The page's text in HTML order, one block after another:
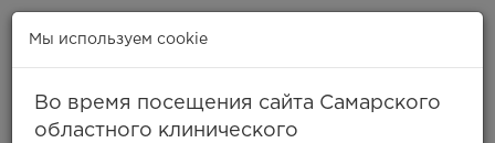
Мы используем cookie
Во время посещения сайта Самарского
областного клинического